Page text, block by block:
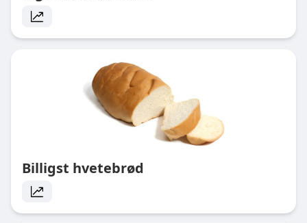
Billigst hvetebrød